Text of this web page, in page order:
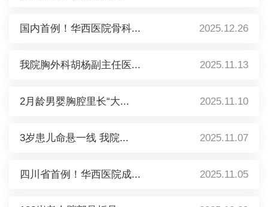
国内首例！华西医院骨科... 2025.12.26
我院胸外科胡杨副主任医... 2025.11.13
2月龄男婴胸腔里长“大... 2025.11.10
3岁患儿命悬一线 我院... 2025.11.07
四川省首例！华西医院成... 2025.11.05